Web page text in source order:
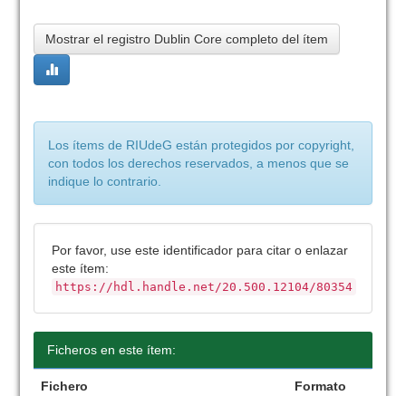
Mostrar el registro Dublin Core completo del ítem
Los ítems de RIUdeG están protegidos por copyright,
con todos los derechos reservados, a menos que se
indique lo contrario.
Por favor, use este identificador para citar o enlazar
este ítem:
https://hdl.handle.net/20.500.12104/80354
Ficheros en este ítem:
Fichero Formato